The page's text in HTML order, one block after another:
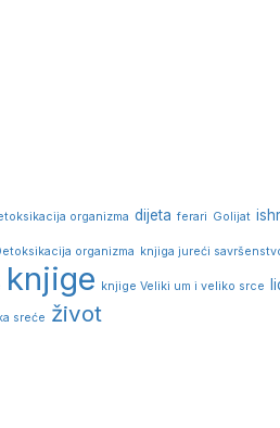
organizma dijeta ferari Golijat
organizma knjiga jureći
knjige knjige Veliki um i veliko srce
sreće život